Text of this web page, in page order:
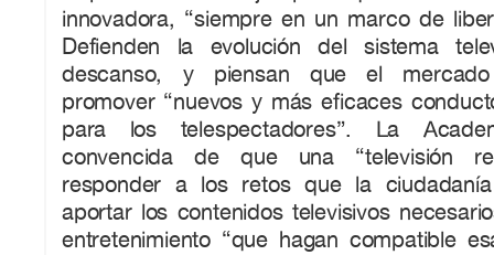
innovadora, “siempre en un marco de
Defienden la evolución del sistema
descanso, y piensan que el
promover “nuevos y más eficaces
para los telespectadores”. La
convencida de que una “televisión
responder a los retos que la
aportar los contenidos televisivos
entretenimiento “que hagan compatible